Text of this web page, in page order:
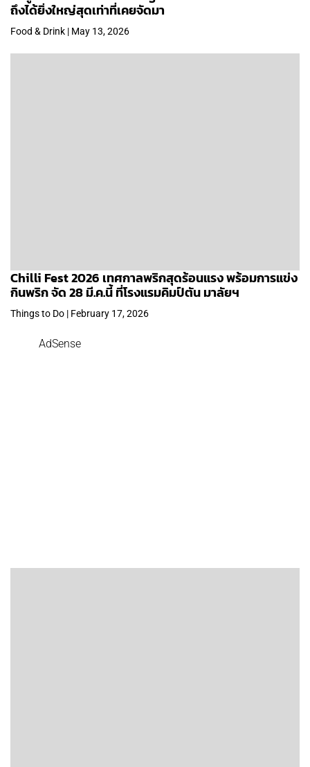
ถึงได้ยิ่งใหญ่สุดเท่าที่เคยจัดมา
Food & Drink | May 13, 2026
Chilli Fest 2026 เทศกาลพริกสุดร้อนแรง พร้อมการแข่ง
กินพริก จัด 28 มี.ค.นี้ ที่โรงแรมคิมป์ตัน มาลัยฯ
Things to Do | February 17, 2026
AdSense